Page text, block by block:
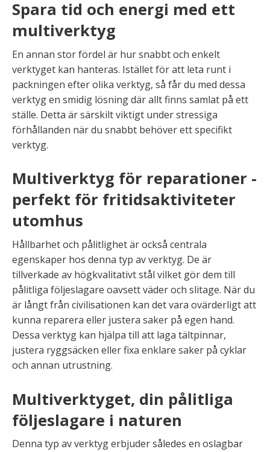
Spara tid och energi med ett
multiverktyg
En annan stor fördel är hur snabbt och enkelt
verktyget kan hanteras. Istället för att leta runt i
packningen efter olika verktyg, så får du med dessa
verktyg en smidig lösning där allt finns samlat på ett
ställe. Detta är särskilt viktigt under stressiga
förhållanden när du snabbt behöver ett specifikt
verktyg.
Multiverktyg för reparationer -
perfekt för fritidsaktiviteter
utomhus
Hållbarhet och pålitlighet är också centrala
egenskaper hos denna typ av verktyg. De är
tillverkade av högkvalitativt stål vilket gör dem till
pålitliga följeslagare oavsett väder och slitage. När du
är långt från civilisationen kan det vara ovärderligt att
kunna reparera eller justera saker på egen hand.
Dessa verktyg kan hjälpa till att laga tältpinnar,
justera ryggsäcken eller fixa enklare saker på cyklar
och annan utrustning.
Multiverktyget, din pålitliga
följeslagare i naturen
Denna typ av verktyg erbjuder således en oslagbar